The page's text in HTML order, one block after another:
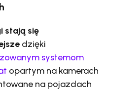
stają się
dzięki
systemom
opartym na kamerach
na pojazdach